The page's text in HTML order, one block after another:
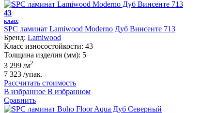
43
класс
SPC ламинат Lamiwood Moderno Дуб Винсенте 713
Бренд: Lamiwood
Класс износостойкости: 43
Толщина изделия (мм): 5
3 299 /м2
7 323 /упак.
Рассчитать стоимость
В избранное В избранном
Сравнить